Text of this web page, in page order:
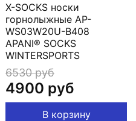
X-SOCKS носки
горнолыжные AP-
WS03W20U-B408
APANI® SOCKS
WINTERSPORTS
6530 руб
4900 руб
В корзину